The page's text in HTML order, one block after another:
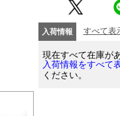
入荷情報 すべて表
現在すべて在庫が
入荷情報をすべて
ください。